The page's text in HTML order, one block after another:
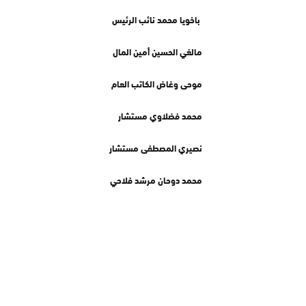
باخويا محمد نائب الرئيس
مالغي الحسين أمين المال
موحى وغاض الكاتب العام
محمد فضلاوي مستشار
نصيري المصطفى مستشار
محمد دوحان مرشد فلاحي